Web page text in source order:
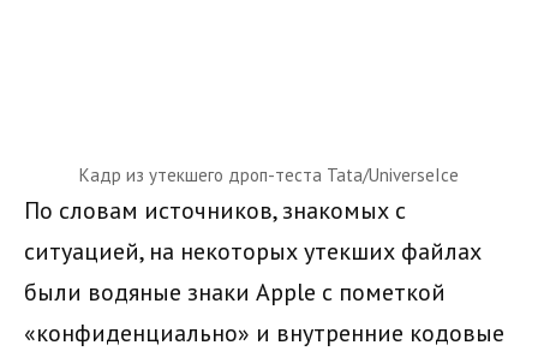
Кадр из утекшего дроп-теста Tata/UniverseIce
По словам источников, знакомых с
ситуацией, на некоторых утекших файлах
были водяные знаки Apple с пометкой
«конфиденциально» и внутренние кодовые